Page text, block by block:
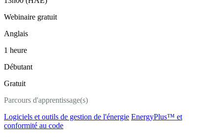
Webinaire gratuit
Anglais
1 heure
Débutant
Gratuit
Parcours d'apprentissage(s)
Logiciels et outils de gestion de l'énergie EnergyPlus™ et
conformité au code